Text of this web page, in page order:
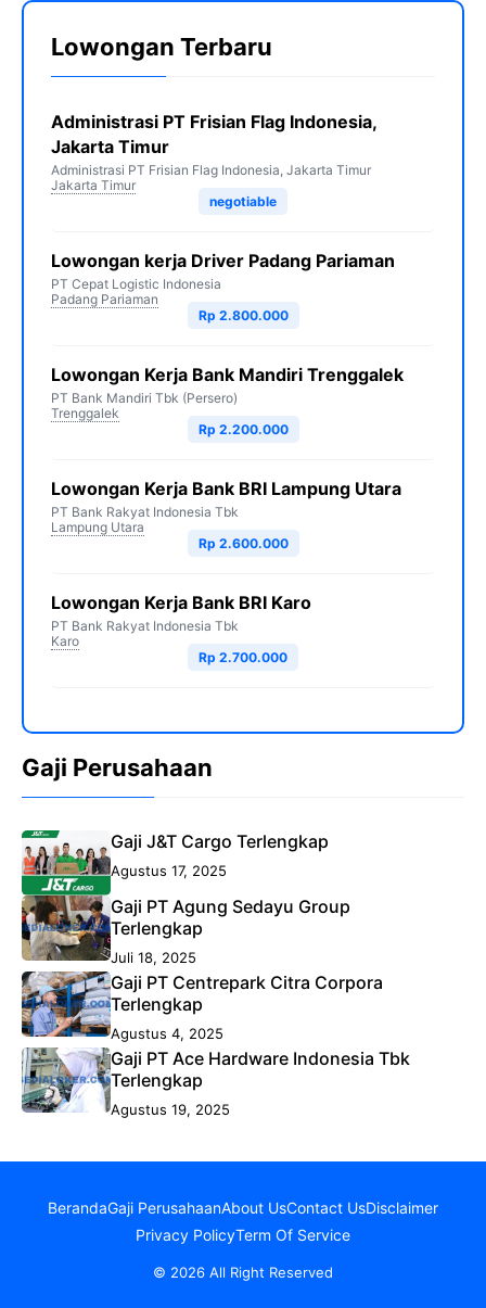
Lowongan Terbaru
Administrasi PT Frisian Flag Indonesia,
Jakarta Timur
Administrasi PT Frisian Flag Indonesia, Jakarta Timur
Jakarta Timur
negotiable
Lowongan kerja Driver Padang Pariaman
PT Cepat Logistic Indonesia
Padang Pariaman
Rp 2.800.000
Lowongan Kerja Bank Mandiri Trenggalek
PT Bank Mandiri Tbk (Persero)
Trenggalek
Rp 2.200.000
Lowongan Kerja Bank BRI Lampung Utara
PT Bank Rakyat Indonesia Tbk
Lampung Utara
Rp 2.600.000
Lowongan Kerja Bank BRI Karo
PT Bank Rakyat Indonesia Tbk
Karo
Rp 2.700.000
Gaji Perusahaan
Gaji J&T Cargo Terlengkap
Agustus 17, 2025
Gaji PT Agung Sedayu Group
Terlengkap
Juli 18, 2025
Gaji PT Centrepark Citra Corpora
Terlengkap
Agustus 4, 2025
Gaji PT Ace Hardware Indonesia Tbk
Terlengkap
Agustus 19, 2025
BerandaGaji PerusahaanAbout UsContact UsDisclaimer
Privacy PolicyTerm Of Service
© 2026 All Right Reserved